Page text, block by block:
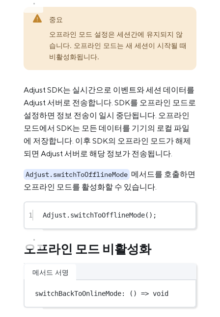
중요
오프라인 모드 설정은 세션간에 유지되지 않
습니다. 오프라인 모드는 새 세션이 시작될 때
비활성화됩니다.
Adjust SDK는 실시간으로 이벤트와 세션 데이터를
Adjust 서버로 전송합니다. SDK를 오프라인 모드로
설정하면 정보 전송이 일시 중단됩니다. 오프라인
모드에서 SDK는 모든 데이터를 기기의 로컬 파일
에 저장합니다. 이후 SDK의 오프라인 모드가 해제
되면 Adjust 서버로 해당 정보가 전송됩니다.
Adjust.switchToOfflineMode 메서드를 호출하면
오프라인 모드를 활성화할 수 있습니다.
1 Adjust. switchToOfflineMode();
오프라인 모드 비활성화
메서드 서명
switchBackToOnlineMode: () => void